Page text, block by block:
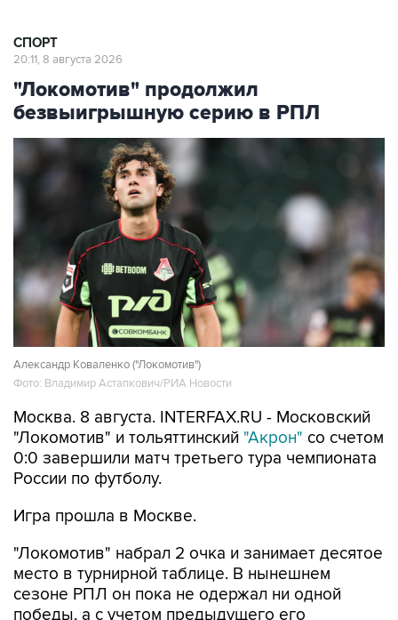
СПОРТ
20:11, 8 августа 2026
"Локомотив" продолжил
безвыигрышную серию в РПЛ
Александр Коваленко ("Локомотив")
Фото: Владимир Астапкович/РИА Новости
Москва. 8 августа. INTERFAX.RU - Московский
"Локомотив" и тольяттинский "Акрон" со счетом
0:0 завершили матч третьего тура чемпионата
России по футболу.
Игра прошла в Москве.
"Локомотив" набрал 2 очка и занимает десятое
место в турнирной таблице. В нынешнем
сезоне РПЛ он пока не одержал ни одной
победы, а с учетом предыдущего его